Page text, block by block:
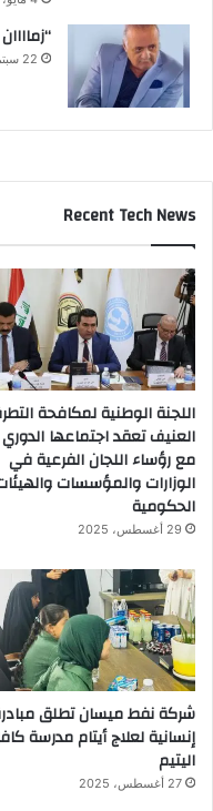
22 سبتمبر، 2023
Recent Tech News
اللجنة الوطنية لمكافحة
العنيف تعقد اجتماعها الدوري
مع رؤساء اللجان الفرعية في
الوزارات والمؤسسات
الحكومية
29 أغسطس، 2025
شركة نفط ميسان تطلق
إنسانية لعلاج أيتام مدرسة
اليتيم
27 أغسطس، 2025